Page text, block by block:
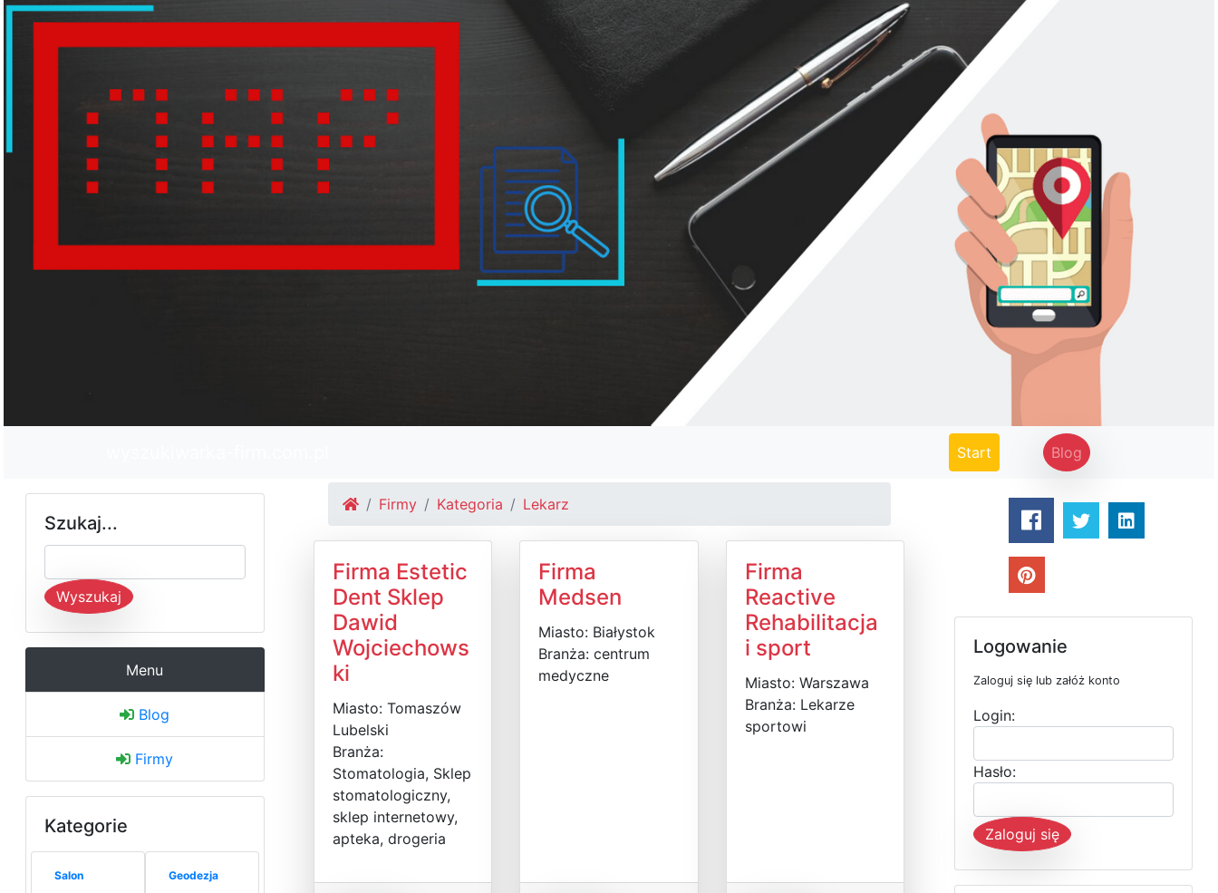
Start (current) Blog
Szukaj...
Wyszukaj
Menu
Blog
Firmy
Kategorie
Salon Geodezja
Firmy Kategoria Lekarz
Firma Estetic
Dent Sklep
Dawid
Wojciechows
ki
Miasto: Tomaszów
Lubelski
Branża:
Stomatologia, Sklep
stomatologiczny,
sklep internetowy,
apteka, drogeria
Firma
Medsen
Miasto: Białystok
Branża: centrum
medyczne
Firma
Reactive
Rehabilitacja
i sport
Miasto: Warszawa
Branża: Lekarze
sportowi
Logowanie
Zaloguj się lub załóż konto
Login:
Hasło:
Zaloguj się